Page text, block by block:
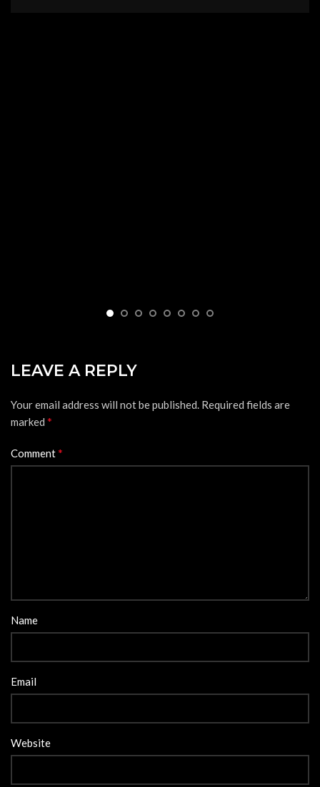
LEAVE A REPLY
Your email address will not be published. Required fields are
marked *
Comment*
Name
Email
Website